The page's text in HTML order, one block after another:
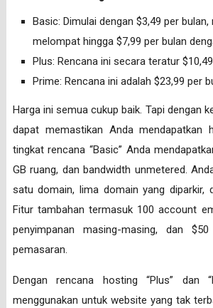
Basic: Dimulai dengan $3,49 per bulan,
melompat hingga $7,99 per bulan
Plus: Rencana ini secara teratur
Prime: Rencana ini adalah $23,99 per
Harga ini semua cukup baik. Tapi dengan
dapat memastikan Anda mendapatkan
tingkat rencana “Basic” Anda
GB ruang, dan bandwidth unmetered.
satu domain, lima domain yang diparkir,
Fitur tambahan termasuk 100 account
penyimpanan masing-masing, dan
pemasaran.
Dengan rencana hosting “Plus” dan
menggunakan untuk website yang tak